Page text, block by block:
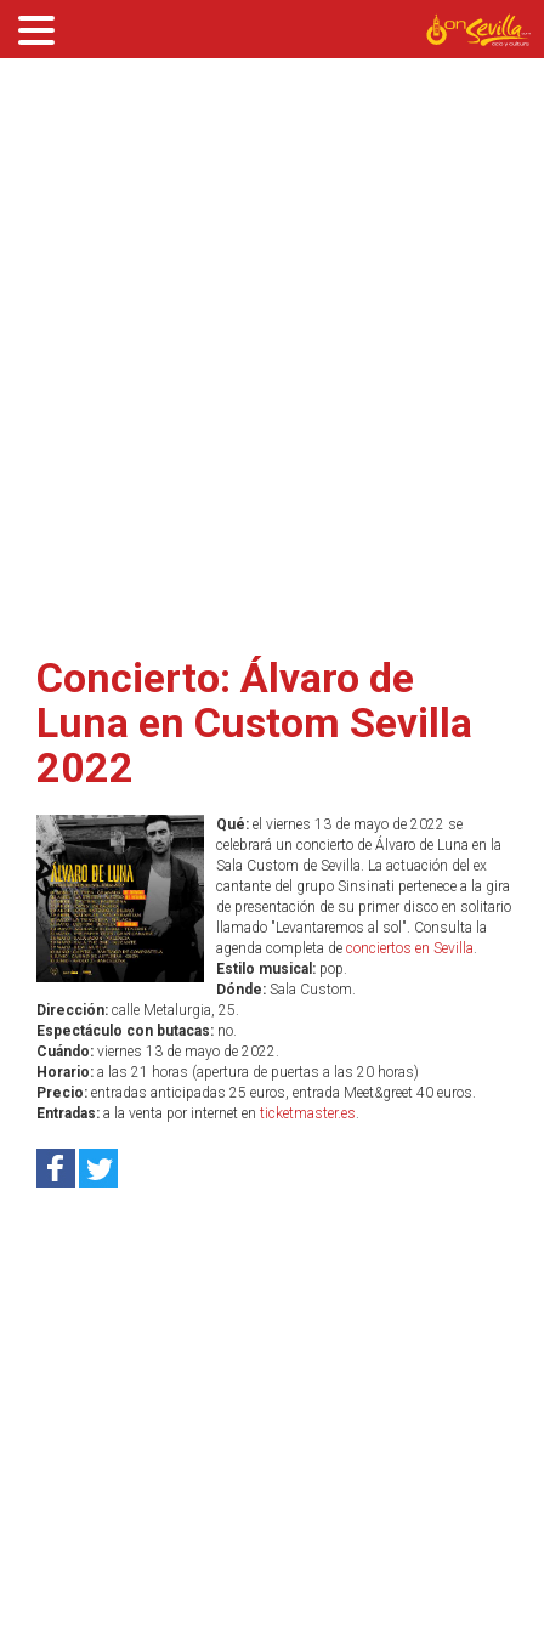
Concierto: Álvaro de
Luna en Custom Sevilla
2022
Qué:el viernes 13 de mayo de 2022 se
celebrará un concierto de Álvaro de Luna en la
Sala Custom de Sevilla. La actuación del ex
cantante del grupo Sinsinati pertenece a la gira
de presentación de su primer disco en solitario
llamado "Levantaremos al sol". Consulta la
agenda completa de conciertos en Sevilla.
Estilo musical:pop.
Dónde:Sala Custom.
Dirección: calle Metalurgia, 25.
Espectáculo con butacas: no.
Cuándo: viernes 13 de mayo de 2022.
Horario: a las 21 horas (apertura de puertas a las 20 horas)
Precio: entradas anticipadas 25 euros, entrada Meet&greet 40 euros.
Entradas: a la venta por internet en ticketmaster.es.